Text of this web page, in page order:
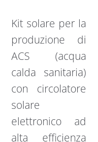
Kit solare per la
produzione di
ACS (acqua
calda sanitaria)
con circolatore
solare
elettronico ad
alta efficienza